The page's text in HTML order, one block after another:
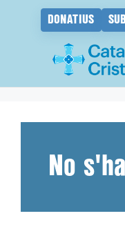
DONATIUS
No